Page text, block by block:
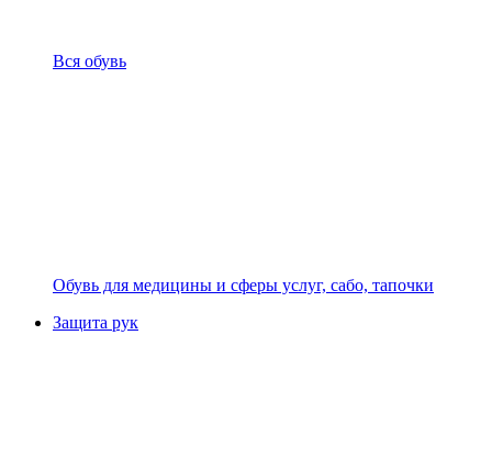
Вся обувь
Обувь для медицины и сферы услуг, сабо, тапочки
Защита рук